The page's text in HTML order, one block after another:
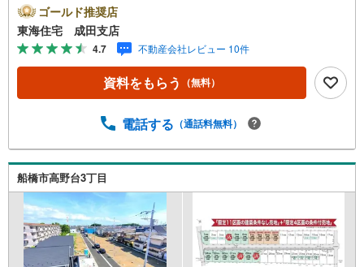
ぜひ一度現地をご覧下さい。《東海住宅 成田支店の特徴》
●他の物件もご案内可能です、気になる物件まとめてご紹介
いたします●この街を知り尽くしたプロだから、「買う」も
「売る」も強い。初めての購入でも、住み替えでも、地域
密着55年の東海住宅がトータルサポート！本日、明日内覧
ご希望の方はお電話がスムーズです【通話料無料】是非、
ゴールド推奨店
東海住宅 成田支店
4.7 不動産会社レビュー 10件
資料をもらう （無料）
電話する （通話料無料）
船橋市高野台3丁目